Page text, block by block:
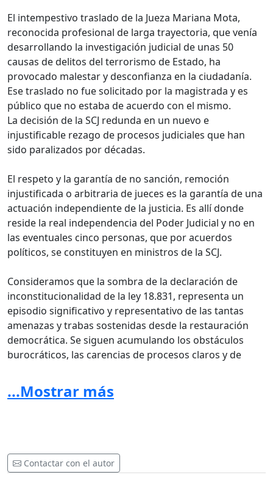
El intempestivo traslado de la Jueza Mariana Mota,
reconocida profesional de larga trayectoria, que venía
desarrollando la investigación judicial de unas 50
causas de delitos del terrorismo de Estado, ha
provocado malestar y desconfianza en la ciudadanía.
Ese traslado no fue solicitado por la magistrada y es
público que no estaba de acuerdo con el mismo.
La decisión de la SCJ redunda en un nuevo e
injustificable rezago de procesos judiciales que han
sido paralizados por décadas.
El respeto y la garantía de no sanción, remoción
injustificada o arbitraria de jueces es la garantía de una
actuación independiente de la justicia. Es allí donde
reside la real independencia del Poder Judicial y no en
las eventuales cinco personas, que por acuerdos
políticos, se constituyen en ministros de la SCJ.
Consideramos que la sombra de la declaración de
inconstitucionalidad de la ley 18.831, representa un
episodio significativo y representativo de las tantas
amenazas y trabas sostenidas desde la restauración
democrática. Se siguen acumulando los obstáculos
burocráticos, las carencias de procesos claros y de
víctimas denunciantes de crímenes terribles, se
perpetúa la vulnerabilidad del Estado democrático en la
¿Podremos como sociedad romper el largo destino de
...Mostrar más
Contactar con el autor